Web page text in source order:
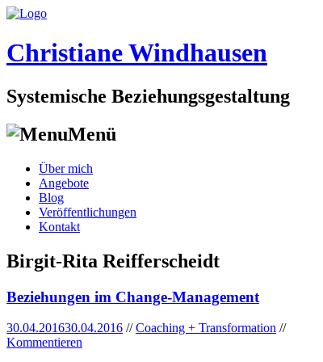
Christiane Windhausen
Systemische Beziehungsgestaltung
Menü
Skip
content
Über mich
Angebote
Blog
Veröffentlichungen
Kontakt
Birgit-Rita Reifferscheidt
Beziehungen im Change-Management
30.04.201630.04.2016 //Coaching + Transformation //
Kommentieren